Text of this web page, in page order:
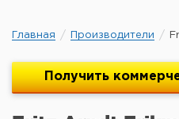
Главная Производители
Получить